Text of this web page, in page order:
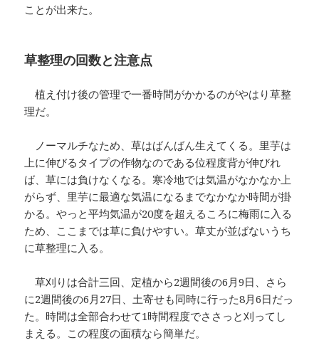
ことが出来た。
草整理の回数と注意点
植え付け後の管理で一番時間がかかるのがやはり草整
理だ。
ノーマルチなため、草はばんばん生えてくる。里芋は
上に伸びるタイプの作物なのである位程度背が伸びれ
ば、草には負けなくなる。寒冷地では気温がなかなか上
がらず、里芋に最適な気温になるまでなかなか時間が掛
かる。やっと平均気温が20度を超えるころに梅雨に入る
ため、ここまでは草に負けやすい。草丈が並ばないうち
に草整理に入る。
草刈りは合計三回、定植から2週間後の6月9日、さら
に2週間後の6月27日、土寄せも同時に行った8月6日だっ
た。時間は全部合わせて1時間程度でささっと刈ってし
まえる。この程度の面積なら簡単だ。